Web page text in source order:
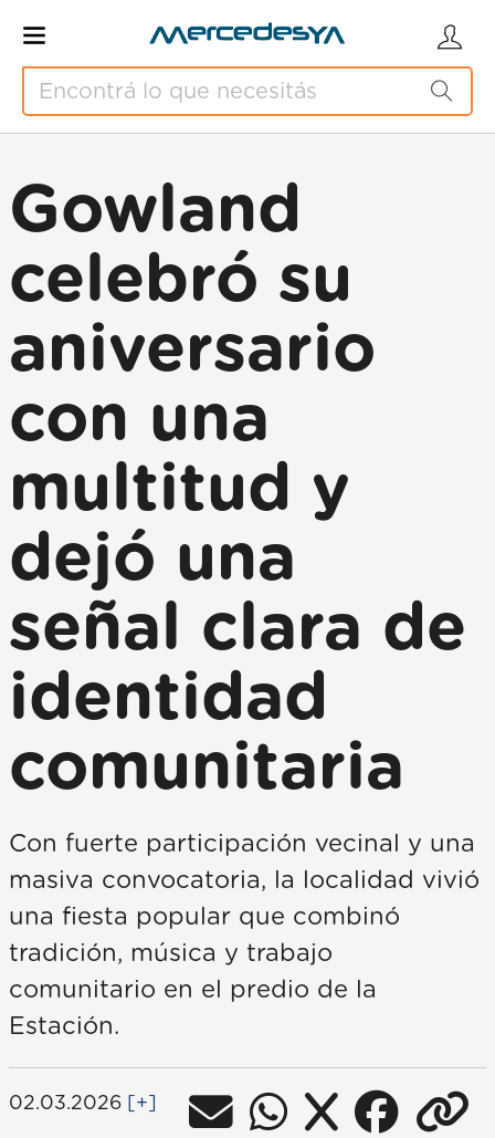
Gowland
celebró su
aniversario
con una
multitud y
dejó una
señal clara de
identidad
comunitaria
Con fuerte participación vecinal y una
masiva convocatoria, la localidad vivió
una fiesta popular que combinó
tradición, música y trabajo
comunitario en el predio de la
Estación.
02.03.2026 [+]